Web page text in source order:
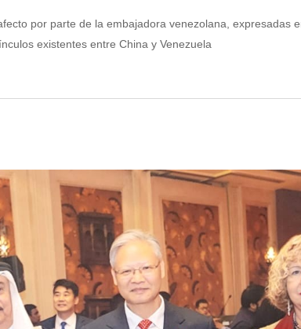
por parte de la embajadora venezolana, expresadas
existentes entre China y Venezuela